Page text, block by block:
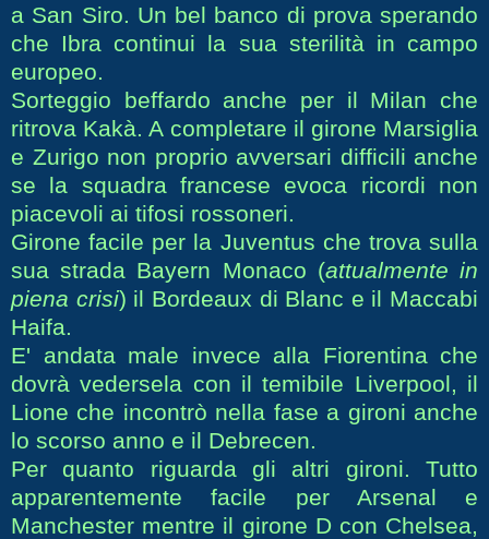
a San Siro. Un bel banco di prova sperando
che Ibra continui la sua sterilità in campo
europeo.
Sorteggio beffardo anche per il Milan che
ritrova Kakà. A completare il girone Marsiglia
e Zurigo non proprio avversari difficili anche
se la squadra francese evoca ricordi non
piacevoli ai tifosi rossoneri.
Girone facile per la Juventus che trova sulla
sua strada Bayern Monaco (attualmente in
piena crisi) il Bordeaux di Blanc e il Maccabi
Haifa.
E' andata male invece alla Fiorentina che
dovrà vedersela con il temibile Liverpool, il
Lione che incontrò nella fase a gironi anche
lo scorso anno e il Debrecen.
Per quanto riguarda gli altri gironi. Tutto
apparentemente facile per Arsenal e
Manchester mentre il girone D con Chelsea,